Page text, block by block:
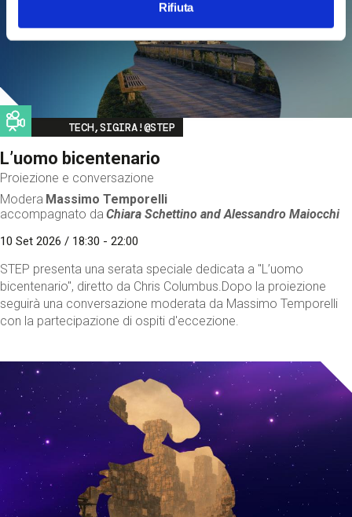
Rifiuta
Image
TECH,SIGIRA!@STEP
L’uomo bicentenario
Proiezione e conversazione
Modera Massimo Temporelli
accompagnato da Chiara Schettino andAlessandro Maiocchi
10 Set 2026 / 18:30 - 22:00
STEP presenta una serata speciale dedicata a "L’uomo
bicentenario", diretto da Chris Columbus.Dopo la proiezione
seguirà una conversazione moderata da Massimo Temporelli
con la partecipazione di ospiti d'eccezione.